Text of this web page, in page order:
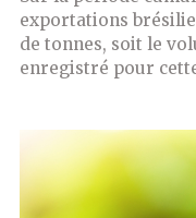
exportations
de tonnes, soit le
enregistré pour